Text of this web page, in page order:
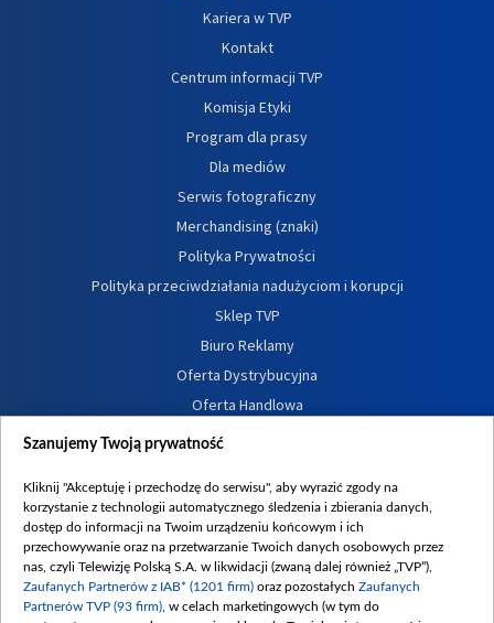
Kariera w TVP
Kontakt
Centrum informacji TVP
Komisja Etyki
Program dla prasy
Dla mediów
Serwis fotograficzny
Merchandising (znaki)
Polityka Prywatności
Polityka przeciwdziałania nadużyciom i korupcji
Sklep TVP
Biuro Reklamy
Oferta Dystrybucyjna
Oferta Handlowa
Dostępność
Procedura zgłoszeń wewnętrznych
Szanujemy Twoją prywatność
Kliknij "Akceptuję i przechodzę do serwisu", aby wyrazić zgody na
korzystanie z technologii automatycznego śledzenia i zbierania danych,
dostęp do informacji na Twoim urządzeniu końcowym i ich
przechowywanie oraz na przetwarzanie Twoich danych osobowych przez
nas, czyli Telewizję Polską S.A. w likwidacji (zwaną dalej również „TVP”),
Zaufanych Partnerów z IAB* (1201 firm) oraz pozostałych Zaufanych
Partnerów TVP (93 firm) , w celach marketingowych (w tym do